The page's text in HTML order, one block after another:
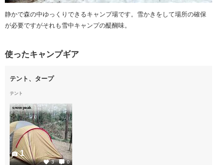
静かで森の中ゆっくりできるキャンプ場です。雪かきをして場所の確保
が必要ですがそれも雪中キャンプの醍醐味。
使ったキャンプギア
テント、タープ
テント
snow peak
3 0
1